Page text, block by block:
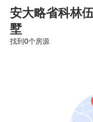
安大略省科林
墅
找到0个房源